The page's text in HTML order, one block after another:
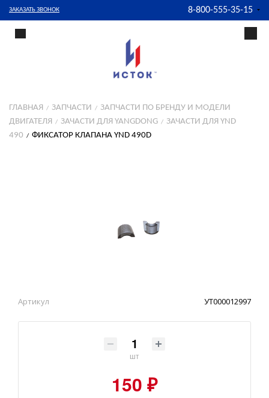
ЗАКАЗАТЬ ЗВОНОК 8-800-555-35-15
ГЛАВНАЯ ЗАПЧАСТИ
ЗАПЧАСТИ ПО БРЕНДУ И МОДЕЛИ
ДВИГАТЕЛЯ
ЗАЧАСТИ ДЛЯ YANGDONG
ЗАЧАСТИ ДЛЯ YND
490
ФИКСАТОР КЛАПАНА YND 490D
Артикул УТ000012997
шт
150 ₽